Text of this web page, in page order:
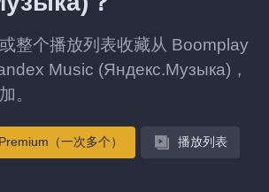
整个播放列表收藏从 Boomplay
Music (Яндекс.Музыка)，
。
Premium（一次多个） 播放列表